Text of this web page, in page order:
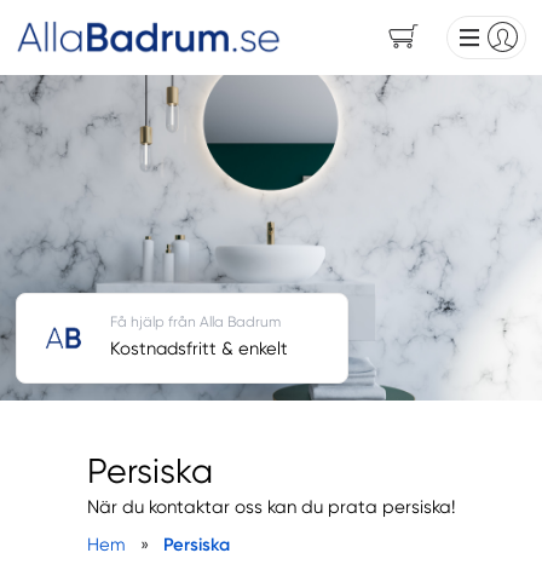
Persiska
När du kontaktar oss kan du prata persiska!
Hem
» Persiska
Få hjälp från Alla Badrum
Kostnadsfritt & enkelt